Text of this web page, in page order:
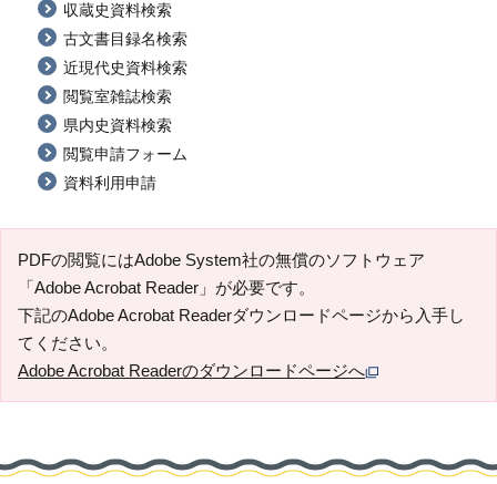
収蔵史資料検索
古文書目録名検索
近現代史資料検索
閲覧室雑誌検索
県内史資料検索
閲覧申請フォーム
資料利用申請
PDFの閲覧にはAdobe System社の無償のソフトウェア
「Adobe Acrobat Reader」が必要です。
下記のAdobe Acrobat Readerダウンロードページから入手し
てください。
Adobe Acrobat Readerのダウンロードページへ